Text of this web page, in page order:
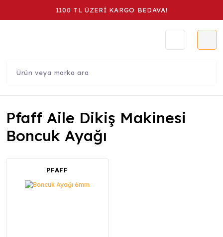
1100 TL ÜZERİ KARGO BEDAVA!
Pfaff Aile Dikiş Makinesi
Boncuk Ayağı
PFAFF